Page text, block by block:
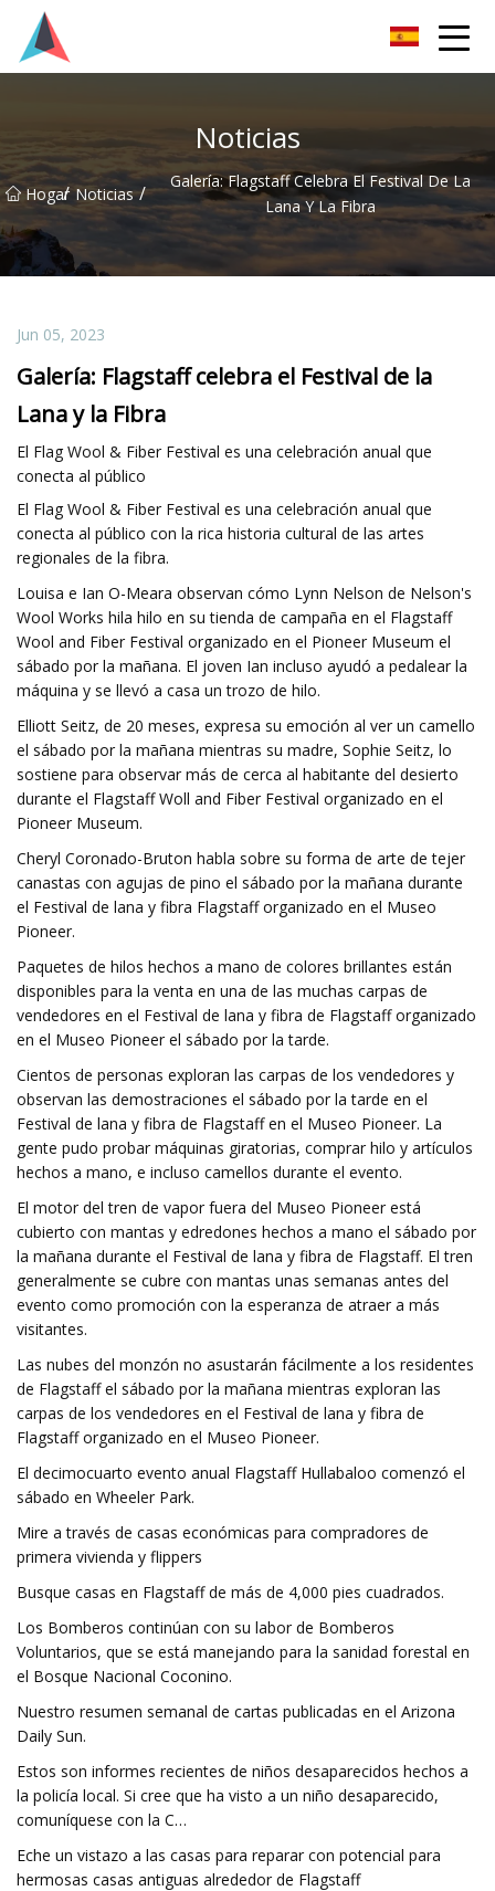
Noticias
Hogar
/ Noticias /
Galería: Flagstaff Celebra El Festival De La
Lana Y La Fibra
Jun 05, 2023
Galería: Flagstaff celebra el Festival de la
Lana y la Fibra
El Flag Wool & Fiber Festival es una celebración anual que
conecta al público
El Flag Wool & Fiber Festival es una celebración anual que
conecta al público con la rica historia cultural de las artes
regionales de la fibra.
Louisa e Ian O-Meara observan cómo Lynn Nelson de Nelson's
Wool Works hila hilo en su tienda de campaña en el Flagstaff
Wool and Fiber Festival organizado en el Pioneer Museum el
sábado por la mañana. El joven Ian incluso ayudó a pedalear la
máquina y se llevó a casa un trozo de hilo.
Elliott Seitz, de 20 meses, expresa su emoción al ver un camello
el sábado por la mañana mientras su madre, Sophie Seitz, lo
sostiene para observar más de cerca al habitante del desierto
durante el Flagstaff Woll and Fiber Festival organizado en el
Pioneer Museum.
Cheryl Coronado-Bruton habla sobre su forma de arte de tejer
canastas con agujas de pino el sábado por la mañana durante
el Festival de lana y fibra Flagstaff organizado en el Museo
Pioneer.
Paquetes de hilos hechos a mano de colores brillantes están
disponibles para la venta en una de las muchas carpas de
vendedores en el Festival de lana y fibra de Flagstaff organizado
en el Museo Pioneer el sábado por la tarde.
Cientos de personas exploran las carpas de los vendedores y
observan las demostraciones el sábado por la tarde en el
Festival de lana y fibra de Flagstaff en el Museo Pioneer. La
gente pudo probar máquinas giratorias, comprar hilo y artículos
hechos a mano, e incluso camellos durante el evento.
El motor del tren de vapor fuera del Museo Pioneer está
cubierto con mantas y edredones hechos a mano el sábado por
la mañana durante el Festival de lana y fibra de Flagstaff. El tren
generalmente se cubre con mantas unas semanas antes del
evento como promoción con la esperanza de atraer a más
visitantes.
Las nubes del monzón no asustarán fácilmente a los residentes
de Flagstaff el sábado por la mañana mientras exploran las
carpas de los vendedores en el Festival de lana y fibra de
Flagstaff organizado en el Museo Pioneer.
El decimocuarto evento anual Flagstaff Hullabaloo comenzó el
sábado en Wheeler Park.
Mire a través de casas económicas para compradores de
primera vivienda y flippers
Busque casas en Flagstaff de más de 4,000 pies cuadrados.
Los Bomberos continúan con su labor de Bomberos
Voluntarios, que se está manejando para la sanidad forestal en
el Bosque Nacional Coconino.
Nuestro resumen semanal de cartas publicadas en el Arizona
Daily Sun.
Estos son informes recientes de niños desaparecidos hechos a
la policía local. Si cree que ha visto a un niño desaparecido,
comuníquese con la C…
Eche un vistazo a las casas para reparar con potencial para
hermosas casas antiguas alrededor de Flagstaff